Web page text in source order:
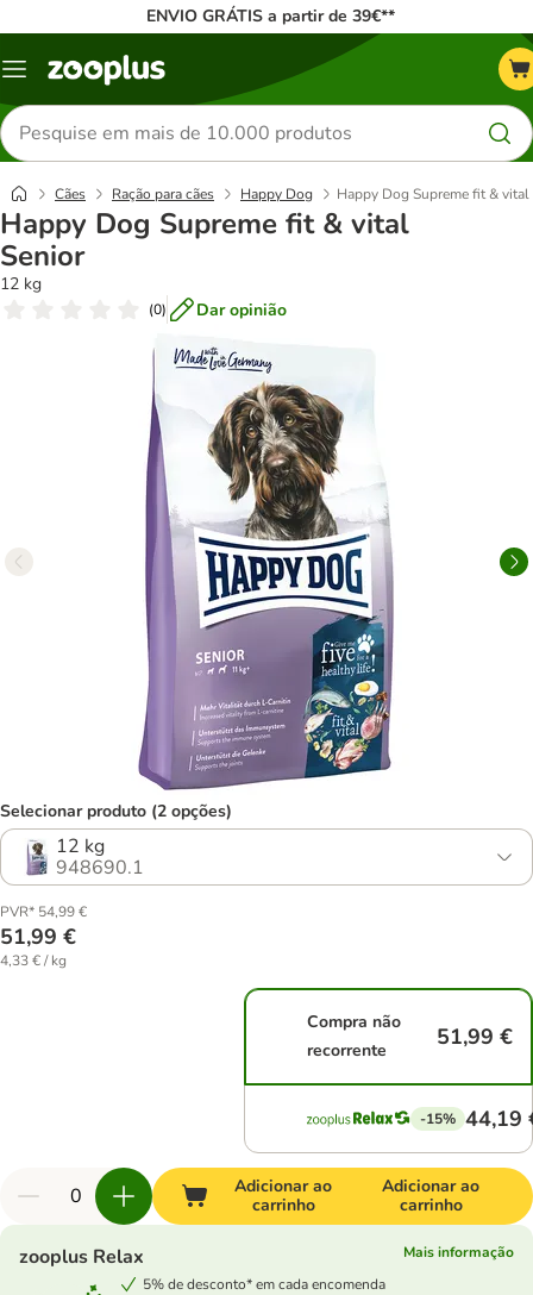
ENVIO GRÁTIS a partir de 39€**
Menu
Pesquisar
produtos
Cães Ração para cães Happy Dog Happy Dog Supreme fit & vital
Happy Dog Supreme fit & vital
Senior
12 kg
(0) Dar opinião
Selecionar produto (2 opções)
12 kg
948690.1
PVR* 54,99 €
51,99 €
4,33 € / kg
Compra não
recorrente
51,99 €
-15% 44,19
Adicionar ao
carrinho
Adicionar ao
carrinho
zooplus Relax
Mais informação
5% de desconto* em cada encomenda